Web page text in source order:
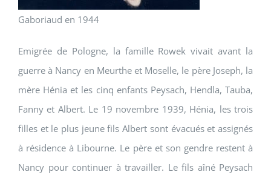
Gaboriaud en 1944
Emigrée de Pologne, la famille Rowek vivait avant la
guerre à Nancy en Meurthe et Moselle, le père Joseph, la
mère Hénia et les cinq enfants Peysach, Hendla, Tauba,
Fanny et Albert. Le 19 novembre 1939, Hénia, les trois
filles et le plus jeune fils Albert sont évacués et assignés
à résidence à Libourne. Le père et son gendre restent à
Nancy pour continuer à travailler. Le fils aîné Peysach